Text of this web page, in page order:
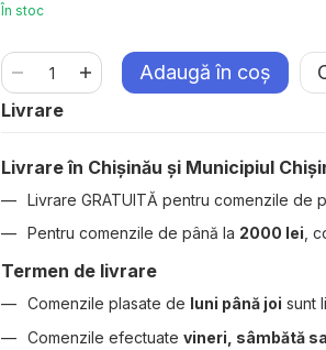
În stoc
Adaugă în coș
Livrare
Livrare în Chișinău și Municipiul
Livrare GRATUITĂ pentru comenzile de
Pentru comenzile de până la 2000 lei ,
Termen de livrare
Comenzile plasate de luni până joi sunt
Comenzile efectuate vineri, sâmbătă